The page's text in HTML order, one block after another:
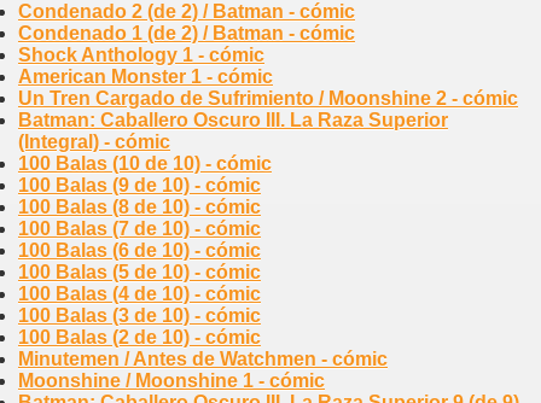
Condenado 2 (de 2) / Batman - cómic
Condenado 1 (de 2) / Batman - cómic
Shock Anthology 1 - cómic
American Monster 1 - cómic
Un Tren Cargado de Sufrimiento / Moonshine 2 - cómic
Batman: Caballero Oscuro III. La Raza Superior
(Integral) - cómic
100 Balas (10 de 10) - cómic
100 Balas (9 de 10) - cómic
100 Balas (8 de 10) - cómic
100 Balas (7 de 10) - cómic
100 Balas (6 de 10) - cómic
100 Balas (5 de 10) - cómic
100 Balas (4 de 10) - cómic
100 Balas (3 de 10) - cómic
100 Balas (2 de 10) - cómic
Minutemen / Antes de Watchmen - cómic
Moonshine / Moonshine 1 - cómic